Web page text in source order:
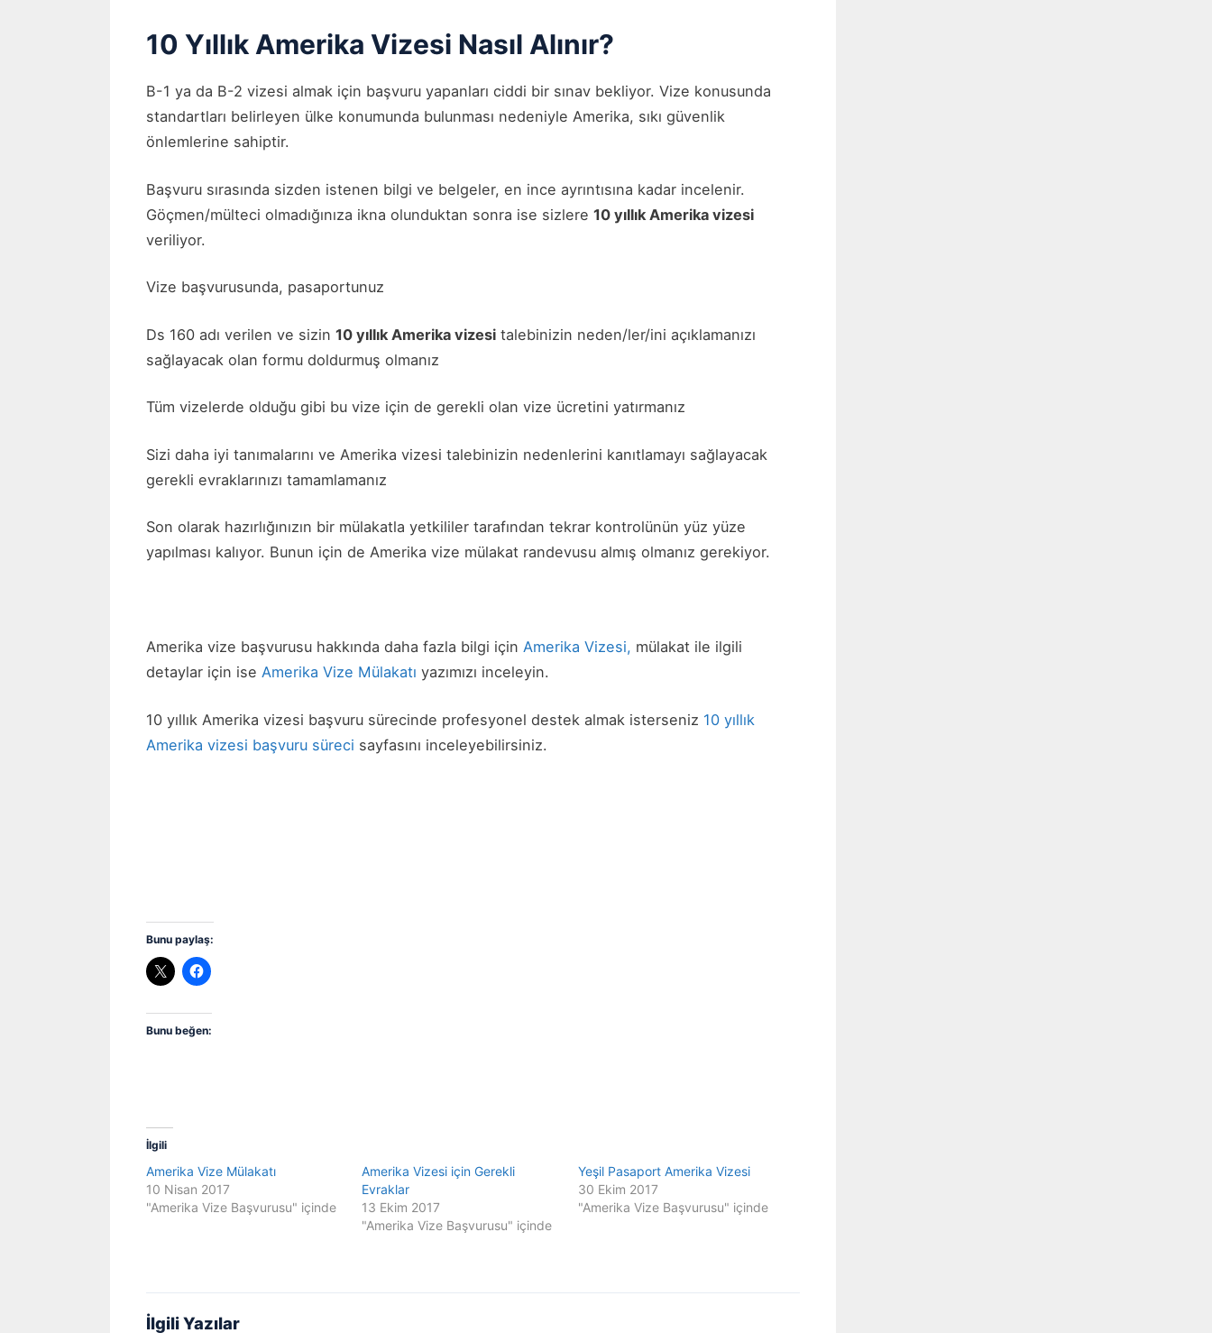
10 Yıllık Amerika Vizesi Nasıl Alınır?
B-1 ya da B-2 vizesi almak için başvuru yapanları ciddi bir sınav bekliyor. Vize konusunda
standartları belirleyen ülke konumunda bulunması nedeniyle Amerika, sıkı güvenlik
önlemlerine sahiptir.
Başvuru sırasında sizden istenen bilgi ve belgeler, en ince ayrıntısına kadar incelenir.
Göçmen/mülteci olmadığınıza ikna olunduktan sonra ise sizlere 10 yıllık Amerika vizesi
veriliyor.
Vize başvurusunda, pasaportunuz
Ds 160 adı verilen ve sizin 10 yıllık Amerika vizesi talebinizin neden/ler/ini açıklamanızı
sağlayacak olan formu doldurmuş olmanız
Tüm vizelerde olduğu gibi bu vize için de gerekli olan vize ücretini yatırmanız
Sizi daha iyi tanımalarını ve Amerika vizesi talebinizin nedenlerini kanıtlamayı sağlayacak
gerekli evraklarınızı tamamlamanız
Son olarak hazırlığınızın bir mülakatla yetkililer tarafından tekrar kontrolünün yüz yüze
yapılması kalıyor. Bunun için de Amerika vize mülakat randevusu almış olmanız gerekiyor.
Amerika vize başvurusu hakkında daha fazla bilgi için Amerika Vizesi, mülakat ile ilgili
detaylar için ise Amerika Vize Mülakatı yazımızı inceleyin.
10 yıllık Amerika vizesi başvuru sürecinde profesyonel destek almak isterseniz 10 yıllık
Amerika vizesi başvuru süreci sayfasını inceleyebilirsiniz.
Bunu paylaş:
Bunu beğen:
İlgili
Amerika Vize Mülakatı
10 Nisan 2017
"Amerika Vize Başvurusu" içinde
Amerika Vizesi için Gerekli
Evraklar
13 Ekim 2017
"Amerika Vize Başvurusu" içinde
Yeşil Pasaport Amerika Vizesi
30 Ekim 2017
"Amerika Vize Başvurusu" içinde
İlgili Yazılar